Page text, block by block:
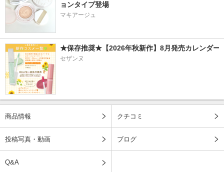
ョンタイプ登場
マキアージュ
★保存推奨★【2026年秋新作】8月発売カレンダー
セザンヌ
商品情報 クチコミ
投稿写真・動画 ブログ
Q&A